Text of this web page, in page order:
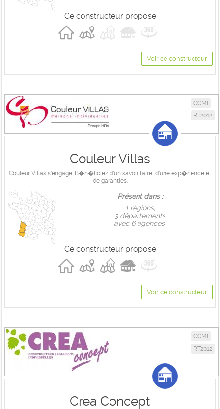
Ce constructeur propose
Voir ce constructeur
CCMI
RT2012
Couleur Villas
Couleur Villas s'engage. B�n�ficiez d'un savoir faire, d'une exp�rience et
de garanties.
Présent dans :
1 règions,
3 départements
avec 6 agences.
Ce constructeur propose
Voir ce constructeur
CCMI
RT2012
Crea Concept